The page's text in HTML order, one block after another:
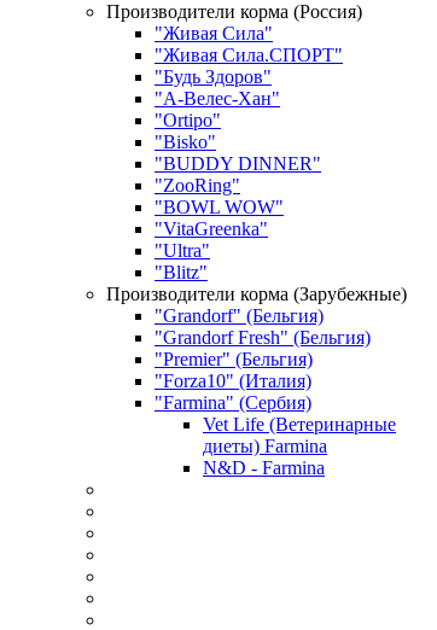
Производители корма (Россия)
"Живая Сила"
"Живая Сила.СПОРТ"
"Будь Здоров"
"А-Велес-Хан"
"Ortipo"
"Bisko"
"BUDDY DINNER"
"ZooRing"
"BOWL WOW"
"VitaGreenka"
"Ultra"
"Blitz"
Производители корма (Зарубежные)
"Grandorf" (Бельгия)
"Grandorf Fresh" (Бельгия)
"Premier" (Бельгия)
"Forza10" (Италия)
"Farmina" (Сербия)
Vet Life (Ветеринарные
диеты) Farmina
N&D - Farmina